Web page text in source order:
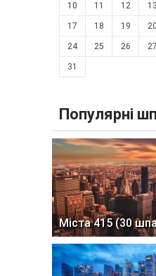
10 11 12 13
17 18 19 20
24 25 26 27
31
Популярні
Міста 415 (30